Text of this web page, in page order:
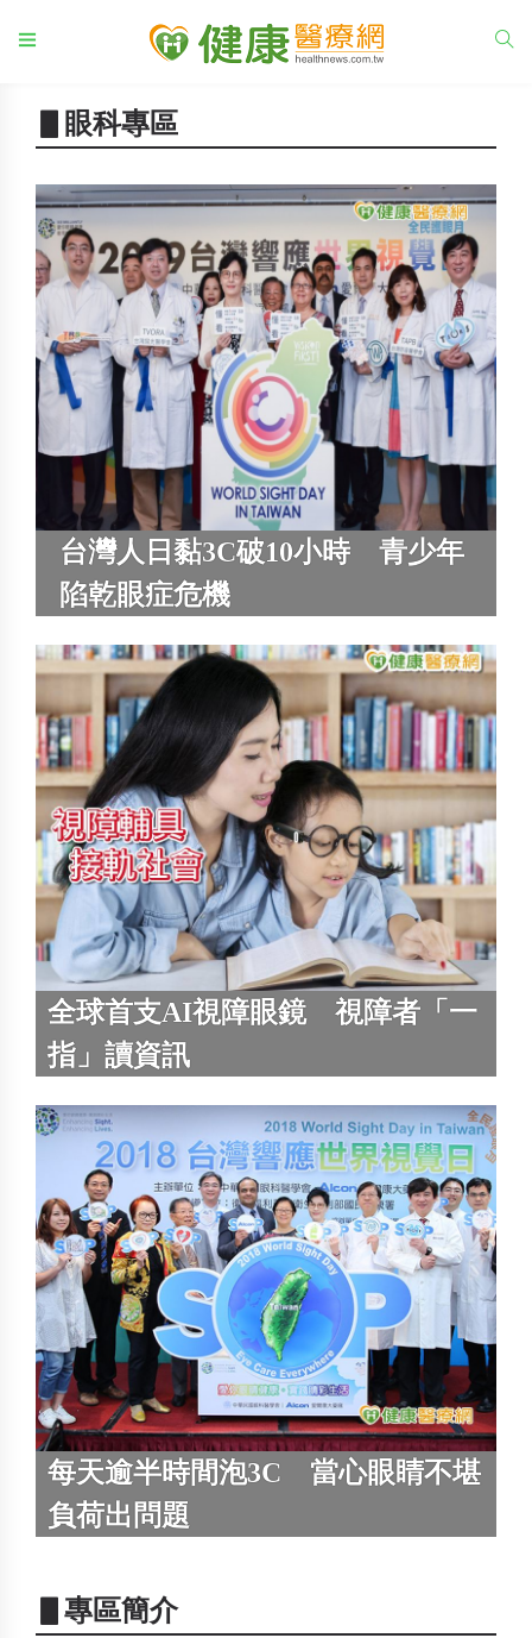
▋眼科專區
台灣人日黏3C破10小時 青少年
陷乾眼症危機
全球首支AI視障眼鏡 視障者「一
指」讀資訊
每天逾半時間泡3C 當心眼睛不堪
負荷出問題
▋專區簡介